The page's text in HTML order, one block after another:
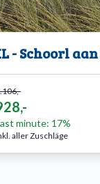
- Schoorl aan
minute: 17%
aller Zuschläge